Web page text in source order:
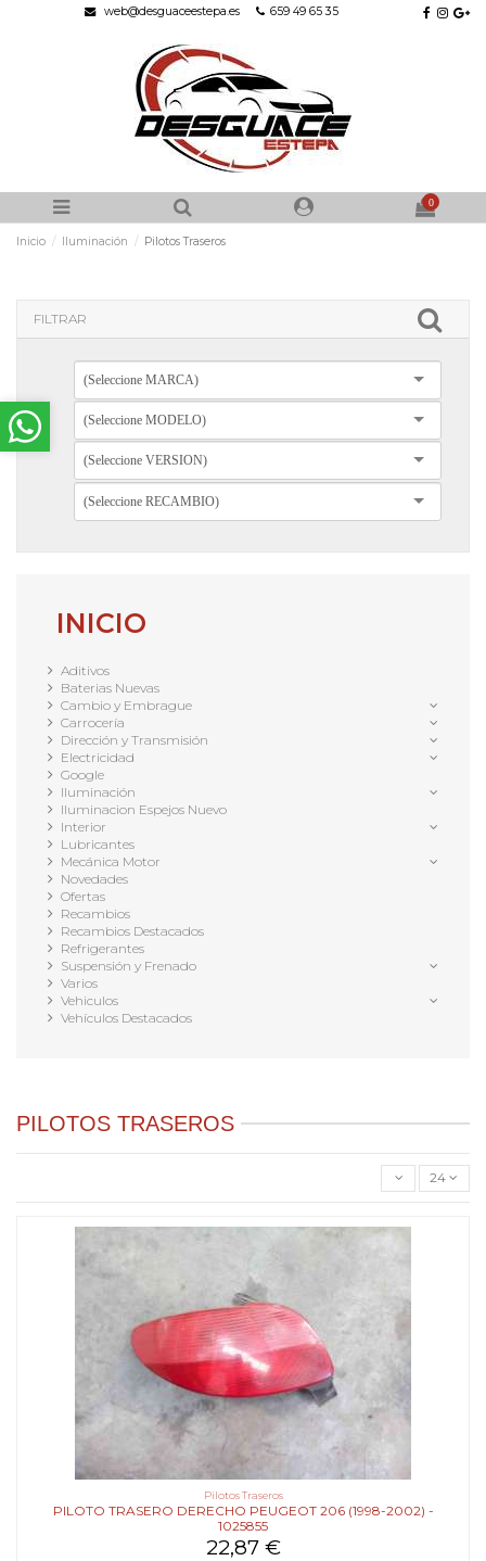
web@desguaceestepa.es 659 49 65 35
0
Inicio Iluminación Pilotos Traseros
FILTRAR
(Seleccione MARCA)
(Seleccione MODELO)
(Seleccione VERSION)
(Seleccione RECAMBIO)
INICIO
Aditivos
Baterias Nuevas
Cambio y Embrague
Carrocería
Dirección y Transmisión
Electricidad
Google
Iluminación
Iluminacion Espejos Nuevo
Interior
Lubricantes
Mecánica Motor
Novedades
Ofertas
Recambios
Recambios Destacados
Refrigerantes
Suspensión y Frenado
Varios
Vehiculos
Vehículos Destacados
PILOTOS TRASEROS
24
Pilotos Traseros
PILOTO TRASERO DERECHO PEUGEOT 206 (1998-2002) -
1025855
22,87 €